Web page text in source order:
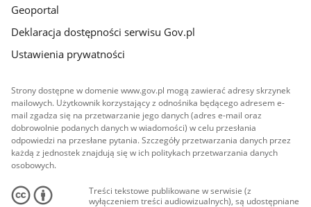
Geoportal
Deklaracja dostępności serwisu Gov.pl
Ustawienia prywatności
Strony dostępne w domenie www.gov.pl mogą zawierać adresy skrzynek
mailowych. Użytkownik korzystający z odnośnika będącego adresem e-
mail zgadza się na przetwarzanie jego danych (adres e-mail oraz
dobrowolnie podanych danych w wiadomości) w celu przesłania
odpowiedzi na przesłane pytania. Szczegóły przetwarzania danych przez
każdą z jednostek znajdują się w ich politykach przetwarzania danych
osobowych.
Treści tekstowe publikowane w serwisie (z
wyłączeniem treści audiowizualnych), są udostępniane